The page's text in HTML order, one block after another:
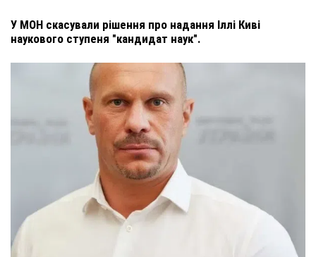
У МОН скасували рішення про надання Іллі Киві
наукового ступеня "кандидат наук".